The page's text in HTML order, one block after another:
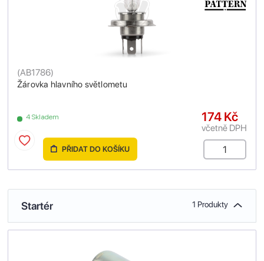
Žárovka hlavního světlometu
(AB1786)
4 Skladem 174 Kč
včetně DPH
PŘIDAT DO KOŠÍKU
Startér 1 Produkty